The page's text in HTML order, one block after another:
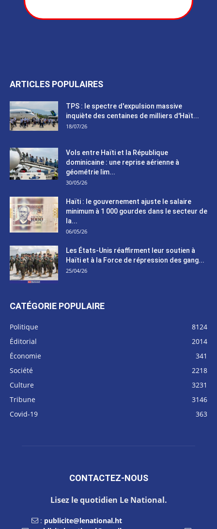
ARTICLES POPULAIRES
TPS : le spectre d'expulsion massive
inquiète des centaines de milliers d'Haït...
18/07/26
Vols entre Haïti et la République
dominicaine : une reprise aérienne à
géométrie lim...
30/05/26
Haïti : le gouvernement ajuste le salaire
minimum à 1 000 gourdes dans le secteur de
la...
06/05/26
Les États-Unis réaffirment leur soutien à
Haïti et à la Force de répression des gang...
25/04/26
CATÉGORIE POPULAIRE
Politique
8124
Éditorial
2014
Économie
341
Société
2218
Culture
3231
Tribune
3146
Covid-19
363
CONTACTEZ-NOUS
Lisez le quotidien Le National.
: publicite@lenational.ht